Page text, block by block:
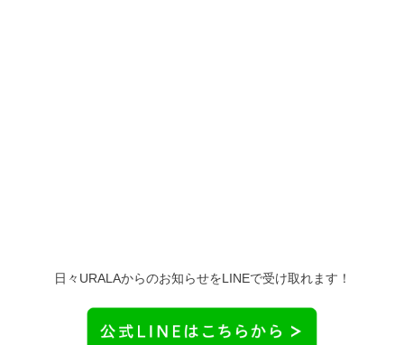
日々URALAからのお知らせをLINEで受け取れます！